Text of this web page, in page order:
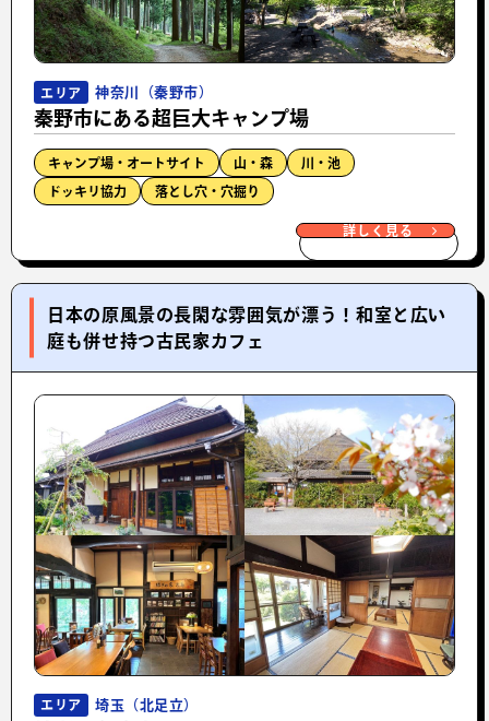
エリア 神奈川（秦野市）
秦野市にある超巨大キャンプ場
キャンプ場・オートサイト 山・森 川・池
ドッキリ協力 落とし穴・穴掘り
詳しく見る
日本の原風景の長閑な雰囲気が漂う！和室と広い
庭も併せ持つ古民家カフェ
エリア 埼玉（北足立）